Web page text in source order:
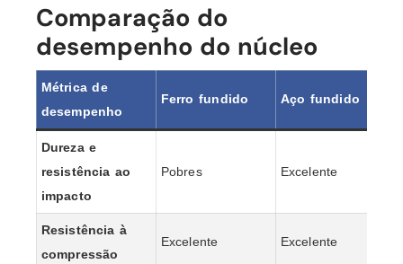
Comparação do
desempenho do núcleo
Métrica de
desempenho
Ferro fundido Aço fundido
Dureza e
resistência ao
impacto
Pobres Excelente
Resistência à
compressão
Excelente Excelente